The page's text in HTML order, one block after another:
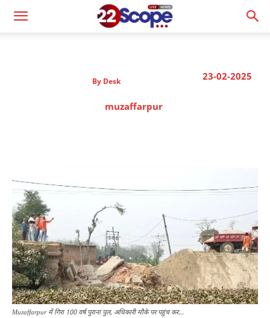
23-02-2025
By Desk
muzaffarpur
Muzaffarpur में गिरा 100 वर्ष पुराना पुल, अधिकारी मौके पर पहुंच कर...